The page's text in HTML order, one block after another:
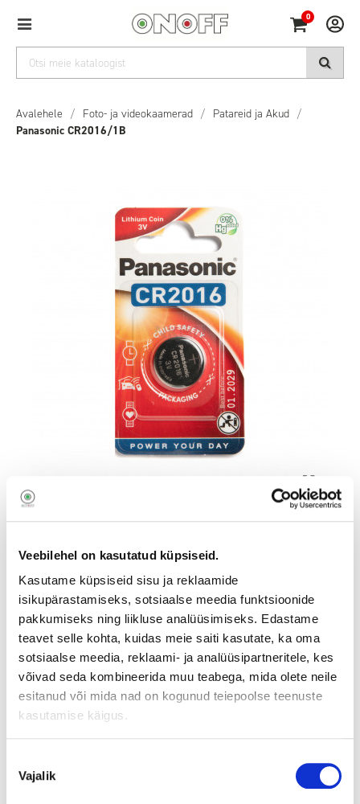
Veebilehel on kasutatud küpsiseid.
Kasutame küpsiseid sisu ja reklaamide
isikupärastamiseks, sotsiaalse meedia funktsioonide
pakkumiseks ning liikluse analüüsimiseks. Edastame
teavet selle kohta, kuidas meie saiti kasutate, ka oma
sotsiaalse meedia, reklaami- ja analüüsipartneritele, kes
võivad seda kombineerida muu teabega, mida olete neile
esitanud või mida nad on kogunud teiepoolse teenuste
kasutamise käigus.
valik
Vajalik
0
Avalehele / Foto- ja videokaamerad / Patareid ja Akud /
Panasonic CR2016/1B
Panasonic CR2016/1B
6520176
1,90 €